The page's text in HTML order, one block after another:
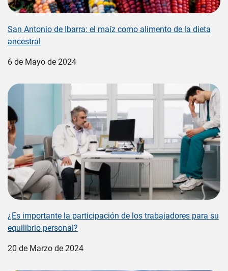
San Antonio de Ibarra: el maíz como alimento de la dieta
ancestral
6 de Mayo de 2024
Image
¿Es importante la participación de los trabajadores para su
equilibrio personal?
20 de Marzo de 2024